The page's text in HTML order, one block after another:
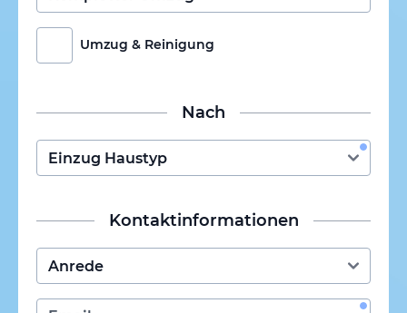
Umzug & Reinigung
Nach
Kontaktinformationen